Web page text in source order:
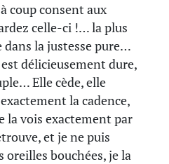
coup consent aux
celle-ci !… la plus
dans la justesse pure…
délicieusement dure,
Elle cède, elle
la cadence,
la vois exactement par
et je ne puis
oreilles bouchées, je la